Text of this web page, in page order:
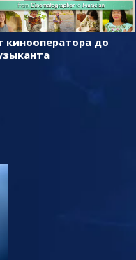
кинооператора до